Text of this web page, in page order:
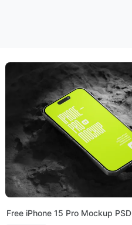
Free iPhone 15 Pro Mockup PSD